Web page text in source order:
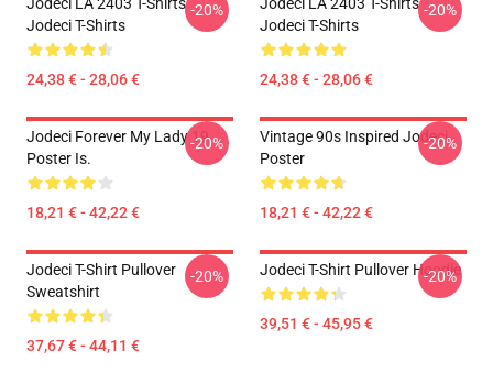
Jodeci T-Shirts
24,38 € - 28,06 €
-20%
Jodeci T-Shirts
24,38 € - 28,06 €
-20%
Jodeci Forever My Lady 19
Poster Is.
18,21 € - 42,22 €
-20%
Vintage 90s Inspired Jodeci
Poster
18,21 € - 42,22 €
-20%
Jodeci T-Shirt Pullover
Sweatshirt
37,67 € - 44,11 €
-20% Jodeci T-Shirt Pullover Hoodie
39,51 € - 45,95 €
-20%